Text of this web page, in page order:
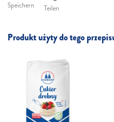
Speichern Teilen
Produkt użyty do tego